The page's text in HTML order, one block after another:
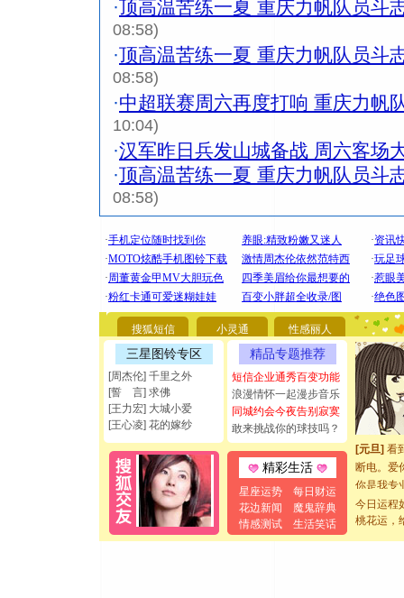
·顶高温苦练一夏 重庆力帆队员斗
08:58)
·顶高温苦练一夏 重庆力帆队员斗
08:58)
·中超联赛周六再度打响 重庆力帆
10:04)
·汉军昨日兵发山城备战 周六客场
·顶高温苦练一夏 重庆力帆队员斗
08:58)
搜狐短信 小灵通 性感丽人
三星图铃专区
[周杰伦] 千里之外
[誓 言] 求佛
[王力宏] 大城小爱
[王心凌] 花的嫁纱
精品专题推荐
短信企业通秀百变功能
浪漫情怀一起漫步音乐
同城约会今夜告别寂寞
敢来挑战你的球技吗？
精彩生活
星座运势
每日财运
花边新闻
魔鬼辞典
情感测试
生活笑话
[圣诞节]
你太多，
要平安！
[圣诞节]
能正大光
都要快乐
[圣诞节]
如意,快
[元旦] 看
断电。爱
你是我专
[元旦]如
起；二是
今日运程
桃花运，